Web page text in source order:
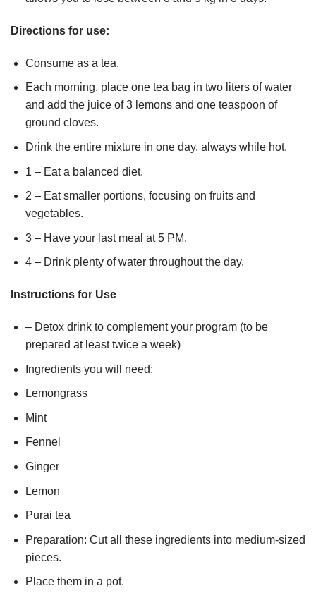
Directions for use:
Consume as a tea.
Each morning, place one tea bag in two liters of water
and add the juice of 3 lemons and one teaspoon of
ground cloves.
Drink the entire mixture in one day, always while hot.
1 – Eat a balanced diet.
2 – Eat smaller portions, focusing on fruits and
vegetables.
3 – Have your last meal at 5 PM.
4 – Drink plenty of water throughout the day.
Instructions for Use
– Detox drink to complement your program (to be
prepared at least twice a week)
Ingredients you will need:
Lemongrass
Mint
Fennel
Ginger
Lemon
Purai tea
Preparation: Cut all these ingredients into medium-sized
pieces.
Place them in a pot.